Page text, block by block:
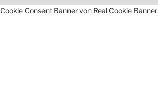
Cookie Consent Banner von Real Cookie Banner